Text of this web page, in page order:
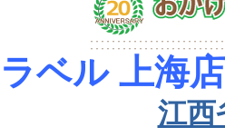
ベル 上海店
江西